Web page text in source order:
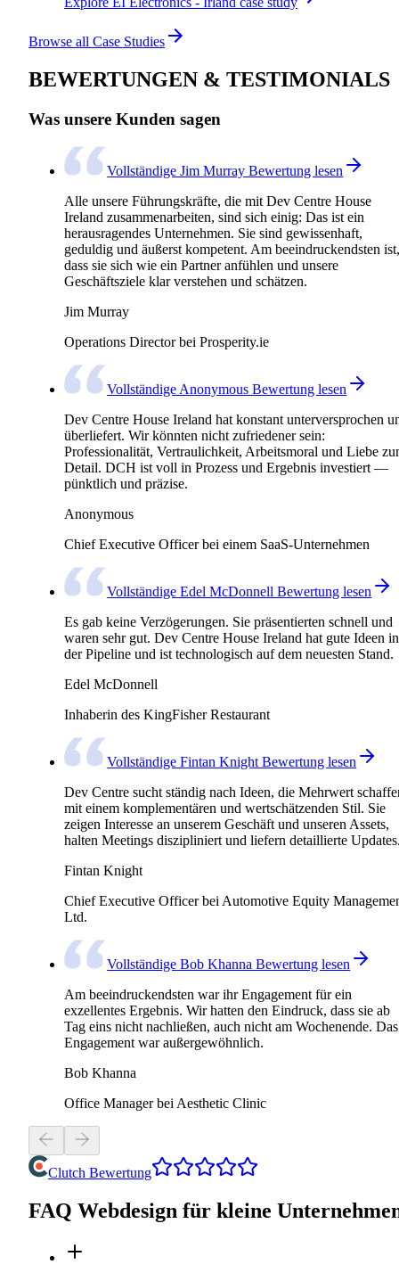
Browse all Case Studies
BEWERTUNGEN & TESTIMONIALS
Was unsere Kunden sagen
Vollständige Jim Murray Bewertung lesen
Alle unsere Führungskräfte, die mit Dev Centre House
Ireland zusammenarbeiten, sind sich einig: Das ist ein
herausragendes Unternehmen. Sie sind gewissenhaft,
geduldig und äußerst kompetent. Am beeindruckendsten ist,
dass sie sich wie ein Partner anfühlen und unsere
Geschäftsziele klar verstehen und schätzen.
Jim Murray
Operations Director bei Prosperity.ie
Vollständige Anonymous Bewertung lesen
Dev Centre House Ireland hat konstant unterversprochen
überliefert. Wir könnten nicht zufriedener sein:
Professionalität, Vertraulichkeit, Arbeitsmoral und Liebe
Detail. DCH ist voll in Prozess und Ergebnis investiert —
pünktlich und präzise.
Anonymous
Chief Executive Officer bei einem SaaS-Unternehmen
Vollständige Edel McDonnell Bewertung lesen
Es gab keine Verzögerungen. Sie präsentierten schnell und
waren sehr gut. Dev Centre House Ireland hat gute Ideen in
der Pipeline und ist technologisch auf dem neuesten Stand.
Edel McDonnell
Inhaberin des KingFisher Restaurant
Vollständige Fintan Knight Bewertung lesen
Dev Centre sucht ständig nach Ideen, die Mehrwert
mit einem komplementären und wertschätzenden Stil. Sie
zeigen Interesse an unserem Geschäft und unseren Assets,
halten Meetings diszipliniert und liefern detaillierte
Fintan Knight
Chief Executive Officer bei Automotive Equity
Ltd.
Vollständige Bob Khanna Bewertung lesen
Am beeindruckendsten war ihr Engagement für ein
exzellentes Ergebnis. Wir hatten den Eindruck, dass sie ab
Tag eins nicht nachließen, auch nicht am Wochenende. Das
Engagement war außergewöhnlich.
Bob Khanna
Office Manager bei Aesthetic Clinic
Clutch Bewertung
FAQ Webdesign für kleine